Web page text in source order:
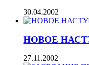
30.04.2002
НОВОЕ
27.11.2002